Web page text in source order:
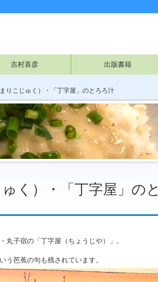
吉村喜彦 出版書籍
りこじゅく）・「丁字屋」のとろろ汁
く）・「丁字屋」のと
丸子宿の「丁字屋（ちょうじや）」。
う芭蕉の句も残されています。